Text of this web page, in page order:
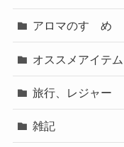
アロマのすゝめ
オススメアイテム
旅行、レジャー
雑記